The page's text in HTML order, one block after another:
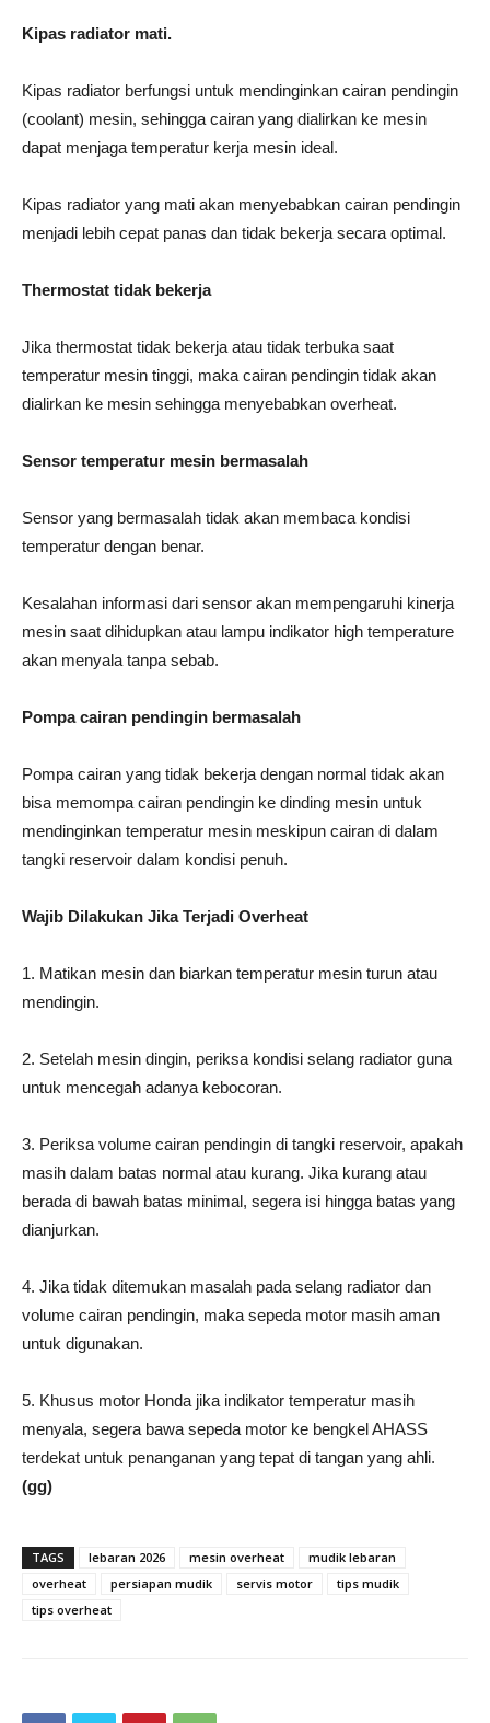
Kipas radiator mati.
Kipas radiator berfungsi untuk mendinginkan cairan pendingin
(coolant) mesin, sehingga cairan yang dialirkan ke mesin
dapat menjaga temperatur kerja mesin ideal.
Kipas radiator yang mati akan menyebabkan cairan pendingin
menjadi lebih cepat panas dan tidak bekerja secara optimal.
Thermostat tidak bekerja
Jika thermostat tidak bekerja atau tidak terbuka saat
temperatur mesin tinggi, maka cairan pendingin tidak akan
dialirkan ke mesin sehingga menyebabkan overheat.
Sensor temperatur mesin bermasalah
Sensor yang bermasalah tidak akan membaca kondisi
temperatur dengan benar.
Kesalahan informasi dari sensor akan mempengaruhi kinerja
mesin saat dihidupkan atau lampu indikator high temperature
akan menyala tanpa sebab.
Pompa cairan pendingin bermasalah
Pompa cairan yang tidak bekerja dengan normal tidak akan
bisa memompa cairan pendingin ke dinding mesin untuk
mendinginkan temperatur mesin meskipun cairan di dalam
tangki reservoir dalam kondisi penuh.
Wajib Dilakukan Jika Terjadi Overheat
1. Matikan mesin dan biarkan temperatur mesin turun atau
mendingin.
2. Setelah mesin dingin, periksa kondisi selang radiator guna
untuk mencegah adanya kebocoran.
3. Periksa volume cairan pendingin di tangki reservoir, apakah
masih dalam batas normal atau kurang. Jika kurang atau
berada di bawah batas minimal, segera isi hingga batas yang
dianjurkan.
4. Jika tidak ditemukan masalah pada selang radiator dan
volume cairan pendingin, maka sepeda motor masih aman
untuk digunakan.
5. Khusus motor Honda jika indikator temperatur masih
menyala, segera bawa sepeda motor ke bengkel AHASS
terdekat untuk penanganan yang tepat di tangan yang ahli.
(gg)
TAGS lebaran 2026 mesin overheat
mudik lebaran
overheat
persiapan mudik servis motor
tips mudik
tips overheat